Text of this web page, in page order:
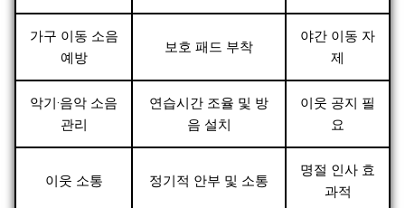
가구 이동 소음
예방
보호 패드 부착
야간 이동 자
제
악기·음악 소음
관리
연습시간 조율 및 방
음 설치
이웃 공지 필
요
이웃 소통 정기적 안부 및 소통
명절 인사 효
과적